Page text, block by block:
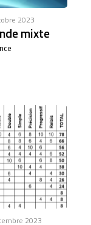
2023
mixte
2023